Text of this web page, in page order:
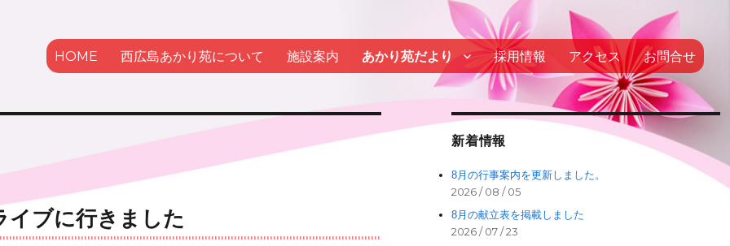
り苑
HOME 西広島あかり苑について 施設案内 あかり苑だより 採用情報 アクセス お問合せ
イブに行きました
新着情報
8月の行事案内を更新しました。
2026 / 08 / 05
8月の献立表を掲載しました
2026 / 07 / 23